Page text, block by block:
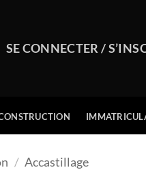
SE CONNECTER /
/ Accastillage